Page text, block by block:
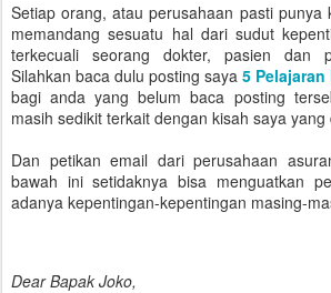
Setiap orang, atau perusahaan pasti punya
memandang sesuatu hal dari sudut
terkecuali seorang dokter, pasien dan
Silahkan baca dulu posting saya 5
bagi anda yang belum baca posting
masih sedikit terkait dengan kisah saya yang
Dan petikan email dari perusahaan
bawah ini setidaknya bisa menguatkan
adanya kepentingan-kepentingan masing-
Dear Bapak Joko,